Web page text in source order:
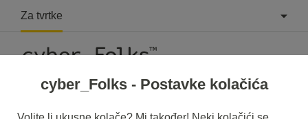
Za tvrtke
cyber_Folks - Postavke kolačića